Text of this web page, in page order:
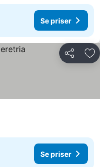
Se priser
Dela
Se priser